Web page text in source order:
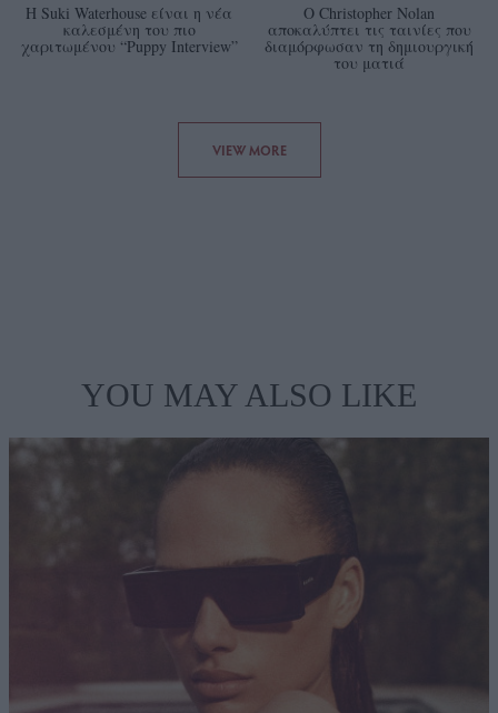
Η Suki Waterhouse είναι η νέα
καλεσμένη του πιο
χαριτωμένου “Puppy Interview”
Ο Christopher Nolan
αποκαλύπτει τις ταινίες που
διαμόρφωσαν τη δημιουργική
του ματιά
VIEW MORE
YOU MAY ALSO LIKE